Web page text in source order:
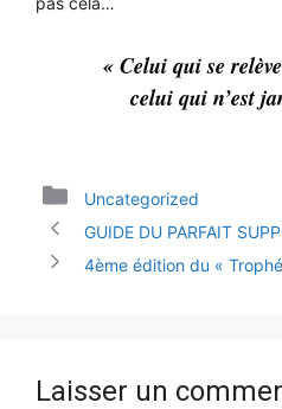
« Celui qui se
celui qui n’est
Catégories
Uncategorized
GUIDE DU PARFAIT
4ème édition du «
Laisser un